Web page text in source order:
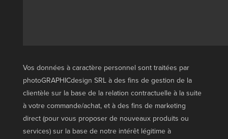
Vos données à caractère personnel sont traitées par
photoGRAPHICdesign SRL à des fins de gestion de la
clientèle sur la base de la relation contractuelle à la suite
à votre commande/achat, et à des fins de marketing
direct (pour vous proposer de nouveaux produits ou
services) sur la base de notre intérêt légitime à